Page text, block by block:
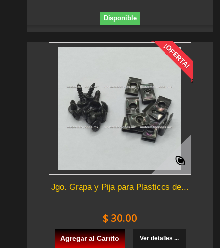
Disponible
¡OFERTA!
Jgo. Grapa y Pija para Plasticos de...
$ 30.00
Agregar al Carrito Ver detalles ...